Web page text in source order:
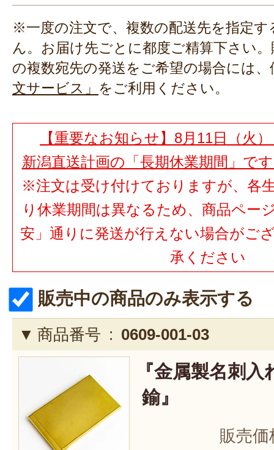
※一度の注文で、複数の配送先を指定
ん。お届け先ごとに都度ご精算下さい
の複数宛先の発送をご希望の場合には、
文サービス」 をご利用ください。
【重要なお知らせ】8月11日（火
新潟直送計画の「長期休業期間」で
※注文は受け付けておりますが、各
り休業期間は異なるため、商品ペー
安」通りに発送が行えない場合がご
承ください
販売中の商品のみ表示する
商品番号 : 0609-001-03
『金属製名刺
鍮』
販売価